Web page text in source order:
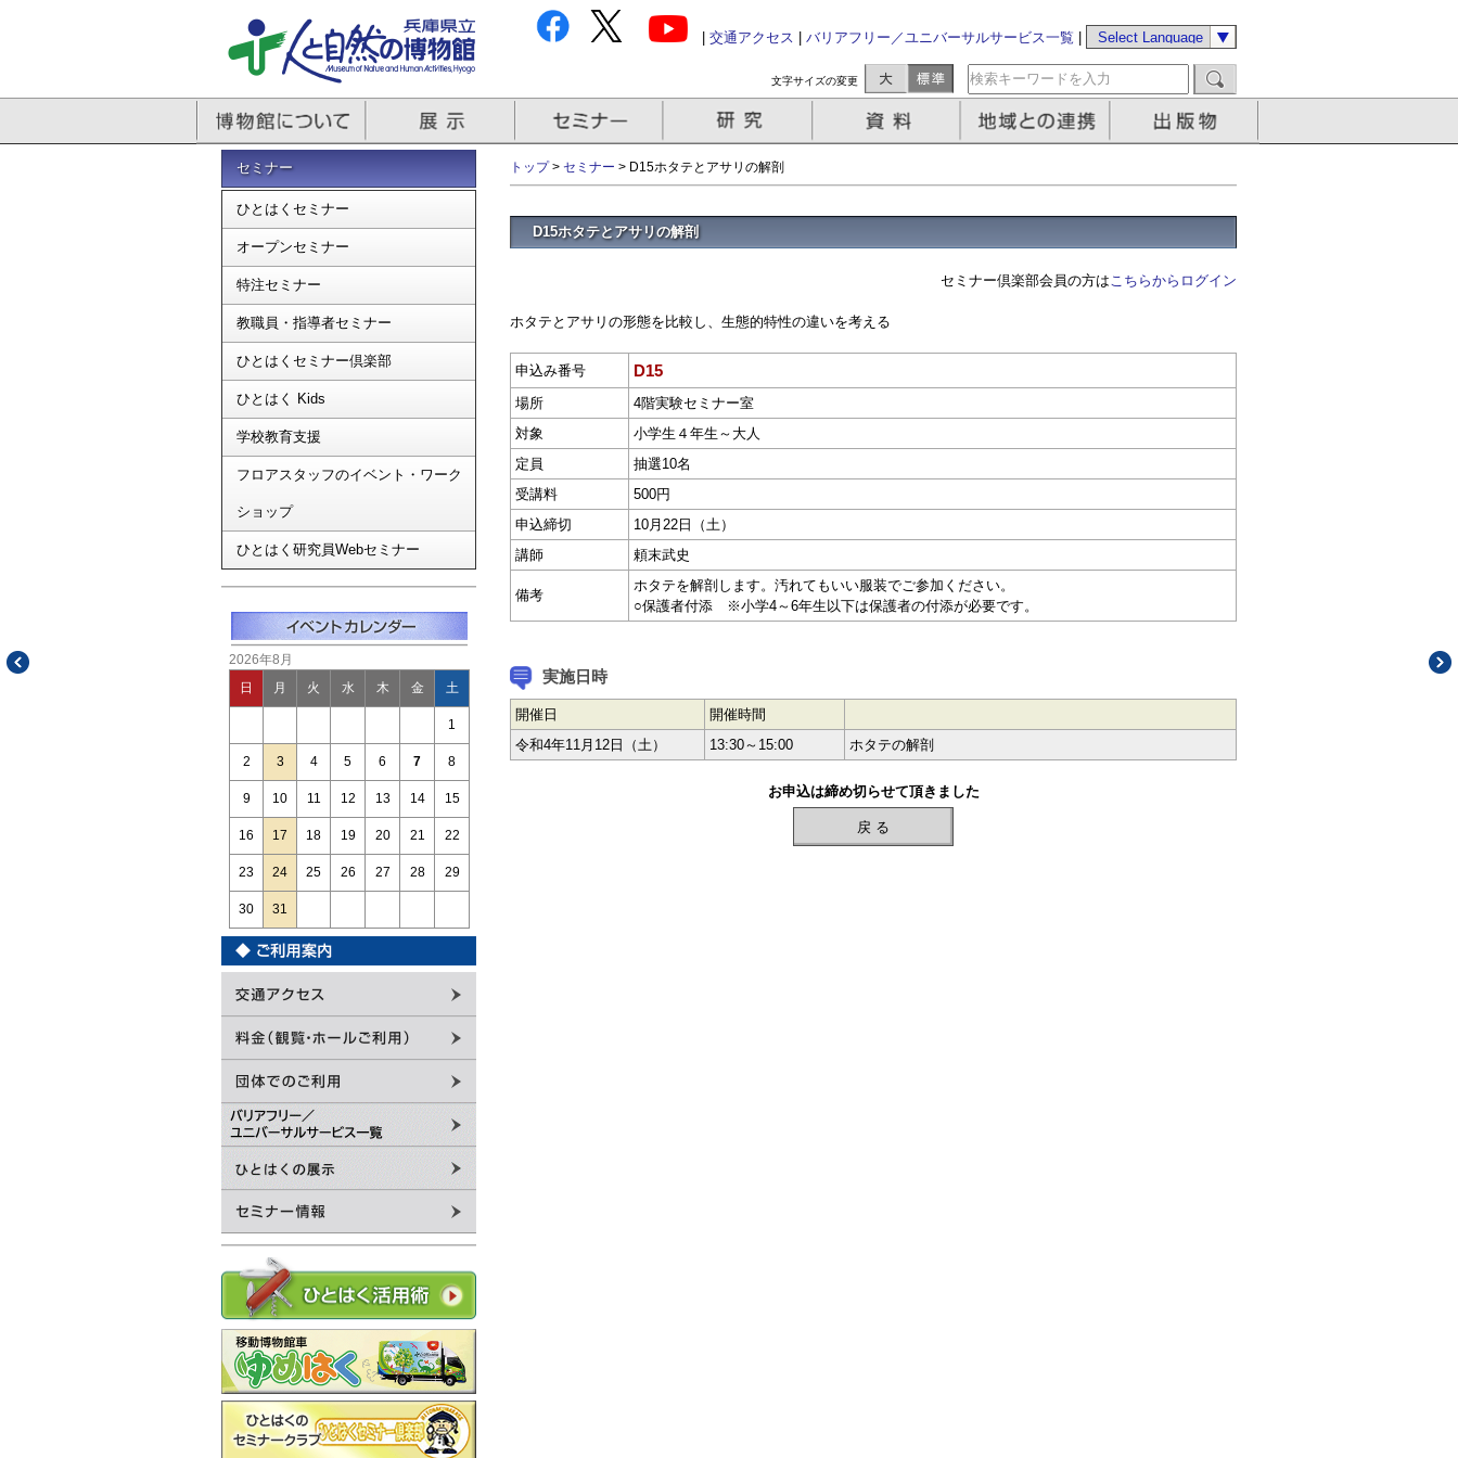
交通アクセス バリアフリー／ユニバーサルサービス一覧
文字サイズの変更
セミナー
ひとはくセミナー
オープンセミナー
特注セミナー
教職員・指導者セミナー
ひとはくセミナー倶楽部
ひとはく Kids
学校教育支援
フロアスタッフのイベント・ワーク
ショップ
ひとはく研究員Webセミナー
2026年8月
日 月 火 水 木 金 土
1
2 3 4 5 6 7 8
9 10 11 12 13 14 15
16 17 18 19 20 21 22
23 24 25 26 27 28 29
30 31
トップ> セミナー > D15ホタテとアサリの解剖
D15ホタテとアサリの解剖
セミナー倶楽部会員の方はこちらからログイン
ホタテとアサリの形態を比較し、生態的特性の違いを考える
申込み番号 D15
場所
4階実験セミナー室
対象
小学生４年生～大人
定員
抽選10名
受講料
500円
申込締切
10月22日（土）
講師
頼末武史
備考
ホタテを解剖します。汚れてもいい服装でご参加ください。
○保護者付添 ※小学4～6年生以下は保護者の付添が必要です。
実施日時
開催日
開催時間
令和4年11月12日（土）
13:30～15:00 ホタテの解剖
お申込は締め切らせて頂きました
戻 る